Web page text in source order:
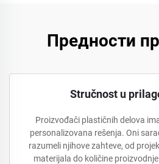
Предности
Stručnost u
Proizvođači plastičnih delova
personalizovana rešenja. Oni
razumeli njihove zahteve, od
materijala do količine